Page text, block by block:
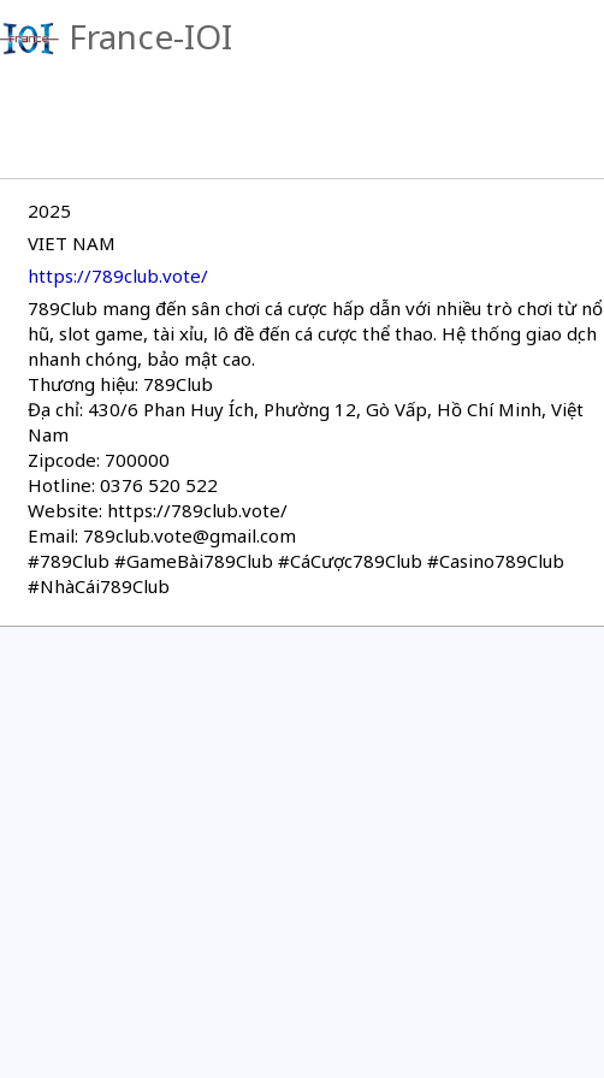
France-IOI
2025
VIET NAM
https://789club.vote/
789Club mang đến sân chơi cá cược hấp dẫn với nhiều trò chơi từ nổ
hũ, slot game, tài xỉu, lô đề đến cá cược thể thao. Hệ thống giao dịch
nhanh chóng, bảo mật cao.
Thương hiệu: 789Club
Địa chỉ: 430/6 Phan Huy Ích, Phường 12, Gò Vấp, Hồ Chí Minh, Việt
Nam
Zipcode: 700000
Hotline: 0376 520 522
Website: https://789club.vote/
Email: 789club.vote@gmail.com
#789Club #GameBài789Club #CáCược789Club #Casino789Club
#NhàCái789Club